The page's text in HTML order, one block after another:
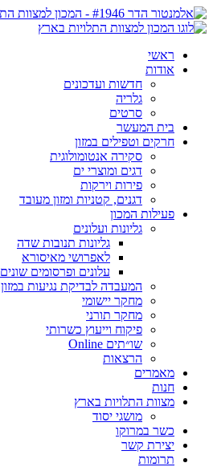
ראשי
אודות
חדשות ועדכונים
גלריה
סרטים
בית המעשר
חרקים וטפילים במזון
סקירה אנטומולוגית
דגים ומוצרי ים
פירות וירקות
דגנים, קטניות ומזון מעובד
פעילות המכון
גליונות ועלונים
גליונות תנובות שדה
לאפרושי מאיסורא
עלונים ופרסומים שונים
המעבדה לבדיקת נגיעות במזון
מחקר יישומי
מחקר תורני
פיקוח וייעוץ כשרותי
שו״תים Online
הרצאות
מאמרים
חנות
מצוות התלויות בארץ
מושגי יסוד
כשר במרוקו
יצירת קשר
תרומות